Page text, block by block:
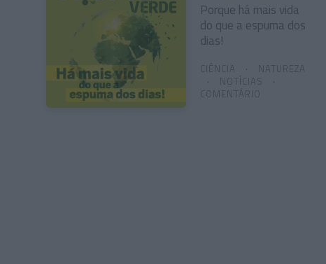
Porque há mais vida
do que a espuma dos
dias!
CIÊNCIA
NATUREZA
NOTÍCIAS
COMENTÁRIO